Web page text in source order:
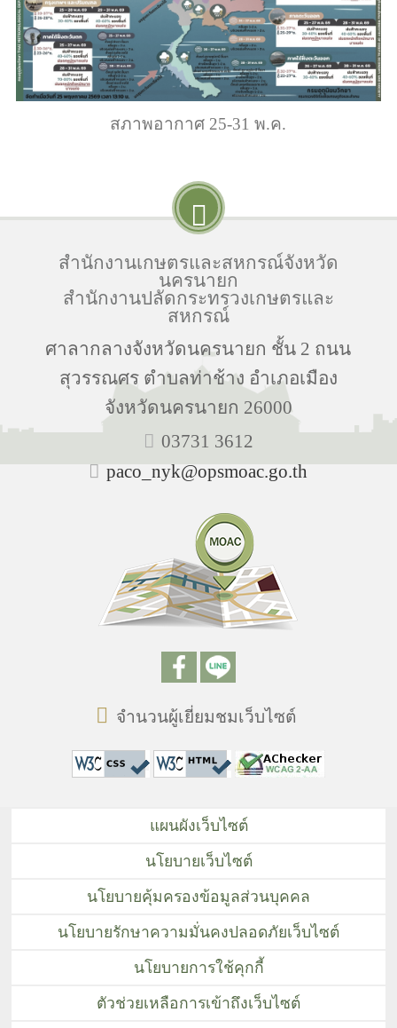
สภาพอากาศ 25-31 พ.ค.
สำนักงานเกษตรและสหกรณ์จังหวัด
นครนายก
สำนักงานปลัดกระทรวงเกษตรและ
สหกรณ์
ศาลากลางจังหวัดนครนายก ชั้น 2 ถนน
สุวรรณศร ตำบลท่าช้าง อำเภอเมือง
จังหวัดนครนายก 26000
03731 3612
paco_nyk@opsmoac.go.th
จำนวนผู้เยี่ยมชมเว็บไซต์
แผนผังเว็บไซต์
นโยบายเว็บไซต์
นโยบายคุ้มครองข้อมูลส่วนบุคคล
นโยบายรักษาความมั่นคงปลอดภัยเว็บไซต์
นโยบายการใช้คุกกี้
ตัวช่วยเหลือการเข้าถึงเว็บไซต์